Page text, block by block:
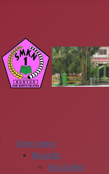
Open menu
Beranda
Visi & Misi